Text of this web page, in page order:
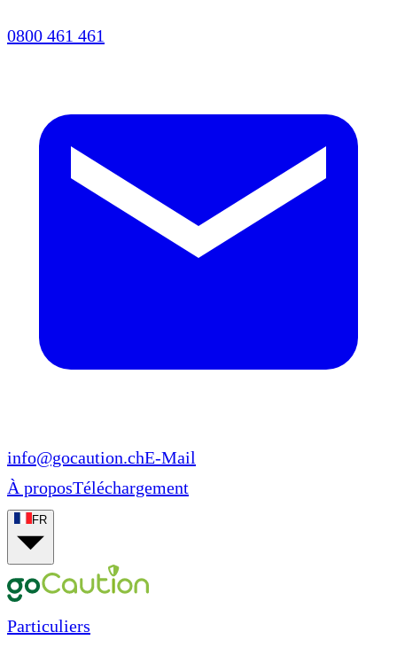
0800 461 461
info@gocaution.chE-Mail
À proposTéléchargement
FR
Particuliers